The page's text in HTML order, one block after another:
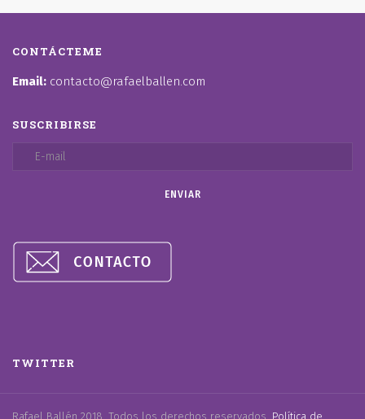
CONTÁCTEME
Email: contacto@rafaelballen.com
SUSCRIBIRSE
TWITTER
Rafael Ballén 2018. Todos los derechos reservados. Política de